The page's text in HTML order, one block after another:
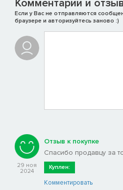
Комментарии и
Если у Вас не отправляются
браузере и авторизуйтесь заново :)
29 ноя
2024
Отзыв к покупке
Спасибо продавцу за
Куплен:
Комментировать